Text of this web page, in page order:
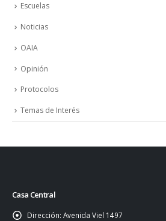
Escuelas
Noticias
OAIA
Opinión
Protocolos
Temas de Interés
Casa Central
Dirección: Avenida Viel 1497